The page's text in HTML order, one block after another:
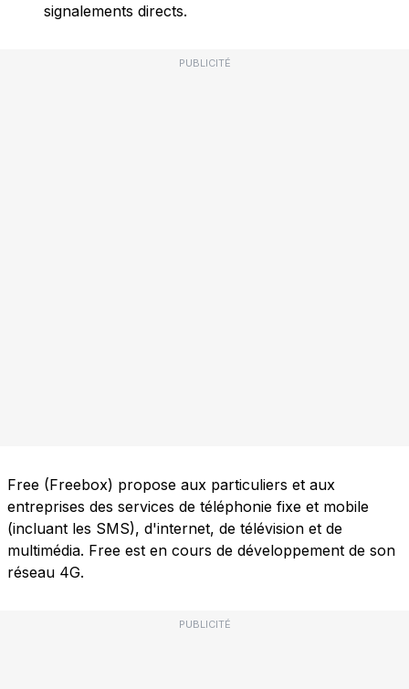
signalements directs.
PUBLICITÉ
Free (Freebox) propose aux particuliers et aux
entreprises des services de téléphonie fixe et mobile
(incluant les SMS), d'internet, de télévision et de
multimédia. Free est en cours de développement de son
réseau 4G.
PUBLICITÉ